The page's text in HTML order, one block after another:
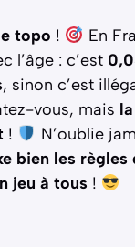
topo !
En
l’âge : c’est
, sinon c’est
vous, mais
!
N’oublie
bien les règles
jeu à tous !